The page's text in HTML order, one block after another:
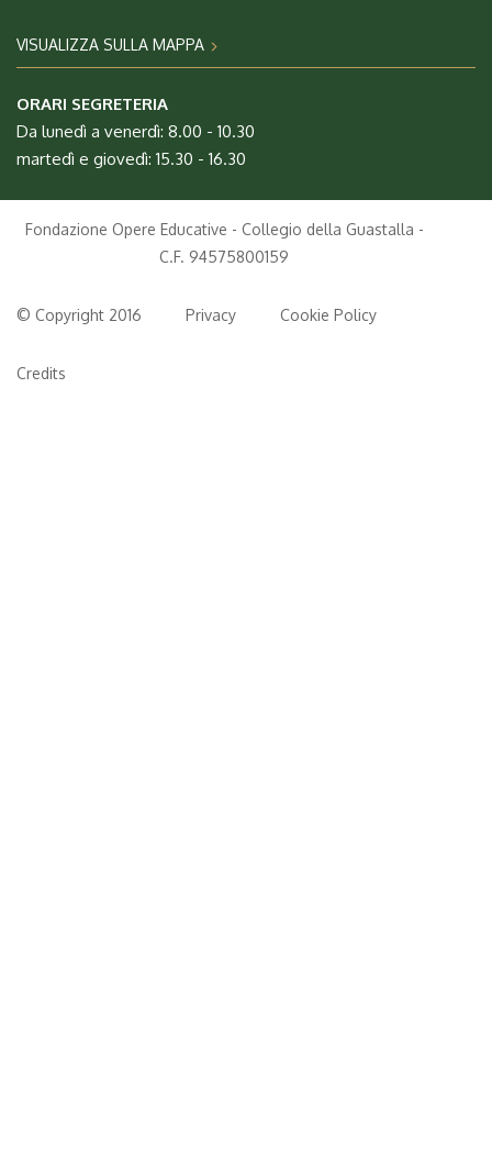
VISUALIZZA SULLA MAPPA
ORARI SEGRETERIA
Da lunedì a venerdì: 8.00 - 10.30
martedì e giovedì: 15.30 - 16.30
Fondazione Opere Educative - Collegio della Guastalla -
C.F. 94575800159
© Copyright 2016 Privacy Cookie Policy
Credits